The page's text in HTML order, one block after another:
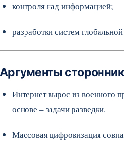
контроля над информацией;
разработки систем
Аргументы
Интернет вырос из военного
основе – задачи разведки.
Массовая цифровизация